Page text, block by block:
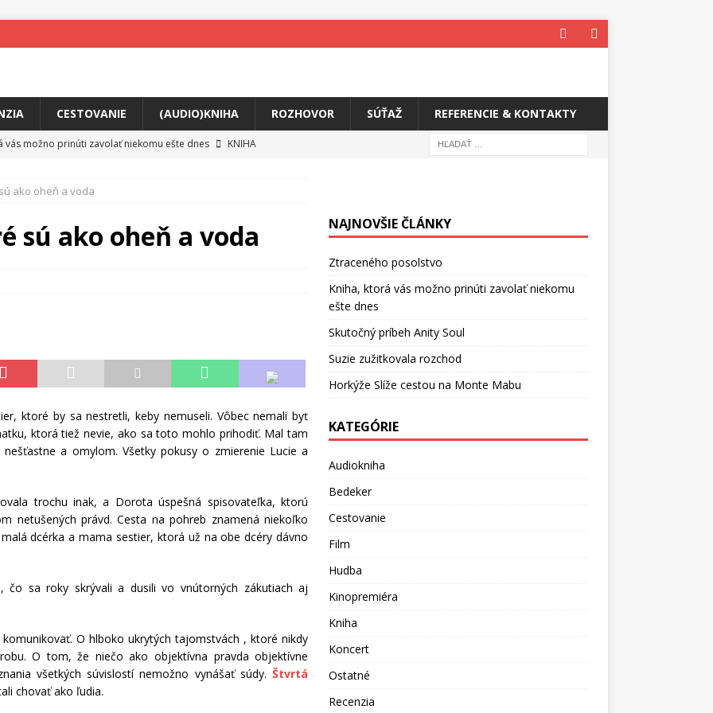
CESTOVANIE (AUDIO)KNIHA ROZHOVOR SÚŤAŽ REFERENCIE & KONTAKTY
vás možno prinúti zavolať niekomu ešte dnes
KNIHA
rozchod
HUDBA
cestou na Monte Mabu
HUDBA
ako oheň a voda
sú ako oheň a voda
ktoré by sa nestretli, keby nemuseli. Vôbec nemali byť
ktorá tiež nevie, ako sa toto mohlo prihodiť. Mal tam
a omylom. Všetky pokusy o zmierenie Lucie a
trochu inak, a Dorota úspešná spisovateľka, ktorú
netušených právd. Cesta na pohreb znamená niekoľko
dcérka a mama sestier, ktorá už na obe dcéry dávno
čo sa roky skrývali a dusili vo vnútorných zákutiach aj
O hlboko ukrytých tajomstvách , ktoré nikdy
O tom, že niečo ako objektívna pravda objektívne
všetkých súvislostí nemožno vynášať súdy.Štvrtá
chovať ako ľudia.
NAJNOVŠIE ČLÁNKY
Ztraceného posolstvo
Kniha, ktorá vás možno prinúti zavolať niekomu
ešte dnes
Skutočný príbeh Anity Soul
Suzie zužitkovala rozchod
Horkýže Slíže cestou na Monte Mabu
KATEGÓRIE
Audiokniha
Bedeker
Cestovanie
Film
Hudba
Kinopremiéra
Kniha
Koncert
Ostatné
Recenzia